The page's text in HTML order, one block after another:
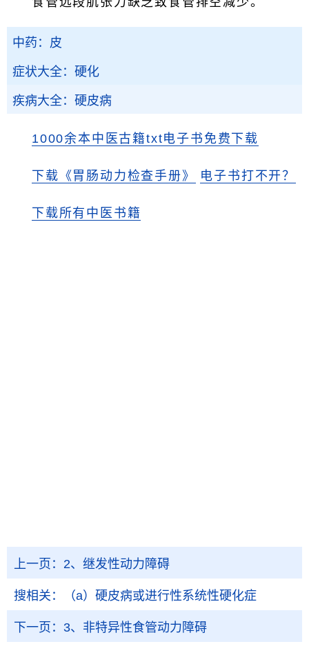
中药：皮
症状大全：硬化
疾病大全：硬皮病
1000余本中医古籍txt电子书免费下载
下载《胃肠动力检查手册》 电子书打不开？
下载所有中医书籍
上一页： 2、继发性动力障碍
搜相关： （a）硬皮病或进行性系统性硬化症
下一页： 3、非特异性食管动力障碍